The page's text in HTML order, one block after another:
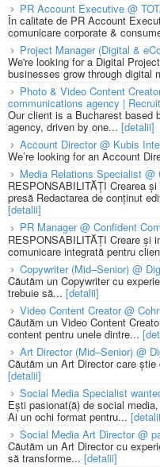
PR Account Executive @
În calitate de PR Account
comunicare corporate &
Project Manager (Digital &
We're looking for a Digital
businesses grow through digital
Photo & Video Content
communications agency |
Our client is a Bucharest based
agency, driven by one... [detalii]
Account Director @ Kubis
We’re looking for an Account
Media Relations Specialist
RESPONSABILITĂȚI Crearea
presă Redactarea de conținut
[detalii]
PR Manager @ Confident
RESPONSABILITĂȚI Creare și
comunicare integrată pentru
Copywriter (Mid–Senior) @
Căutăm un Copywriter cu
trebuie să... [detalii]
Video Content Creator @
Căutăm un Video Content
content pentru unele dintre...
Art Director (Mid–Senior) @
Căutăm un Art Director care
[detalii]
Social Media Specialist
Ești pasionat(ă) de social
Ai un ochi format pentru...
Social Media Art Director @
Căutăm un Art Director cu
să transforme... [detalii]